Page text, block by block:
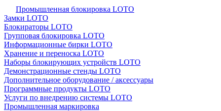
Промышленная блокировка LOTO
Замки LOTO
Блокираторы LOTO
Групповая блокировка LOTO
Информационные бирки LOTO
Хранение и переноска LOTO
Наборы блокирующих устройств LOTO
Демонстрационные стенды LOTO
Дополнительное оборудование / аксессуары
Программные продукты LOTO
Услуги по внедрению системы LOTO
Промышленная маркировка